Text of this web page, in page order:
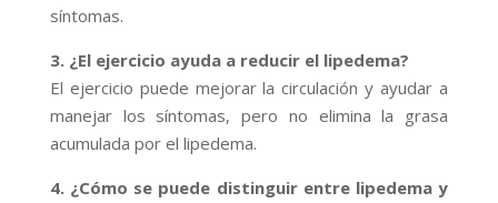
síntomas.
3. ¿El ejercicio ayuda a reducir el lipedema?
El ejercicio puede mejorar la circulación y ayudar a
manejar los síntomas, pero no elimina la grasa
acumulada por el lipedema.
4. ¿Cómo se puede distinguir entre lipedema y